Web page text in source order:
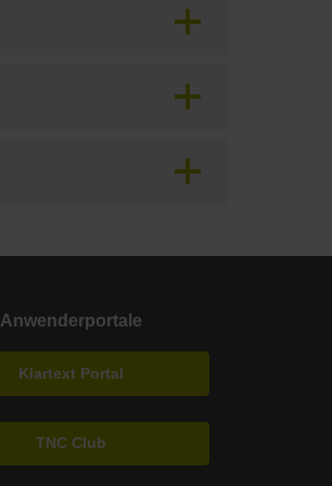
Anwenderportale
Klartext Portal
TNC Club